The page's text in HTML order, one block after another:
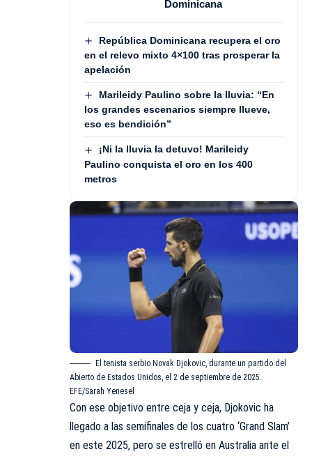
Dominicana
República Dominicana recupera el oro
en el relevo mixto 4×100 tras prosperar la
apelación
Marileidy Paulino sobre la lluvia: “En
los grandes escenarios siempre llueve,
eso es bendición”
¡Ni la lluvia la detuvo! Marileidy
Paulino conquista el oro en los 400
metros
El tenista serbio Novak Djokovic, durante un partido del
Abierto de Estados Unidos, el 2 de septiembre de 2025.
EFE/Sarah Yenesel
Con ese objetivo entre ceja y ceja, Djokovic ha
llegado a las semifinales de los cuatro ‘Grand Slam’
en este 2025, pero se estrelló en Australia ante el